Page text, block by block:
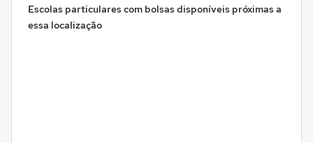
Escolas particulares com bolsas disponíveis próximas a
essa localização